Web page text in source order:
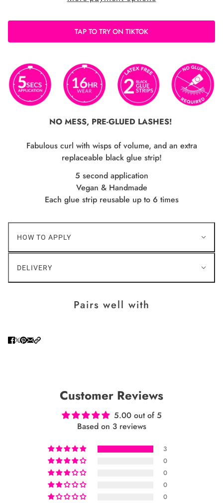
TAP TO TRY ON TIKTOK
NO MESS, PRE-GLUED LASHES!
Fabulous curl with wisps of volume, and an extra
replaceable black glue strip!
5 second application
Vegan & Handmade
Each glue strip reusable up to 6 times
HOW TO APPLY
DELIVERY
Pairs well with
Customer Reviews
5.00 out of 5
Based on 3 reviews
3
0
0
0
0